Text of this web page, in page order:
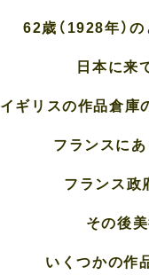
62歳（1928年）
日本に来
イギリスの作品倉庫
フランスに
フランス政
その後
いくつかの作